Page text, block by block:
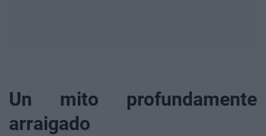
Un mito profundamente
arraigado